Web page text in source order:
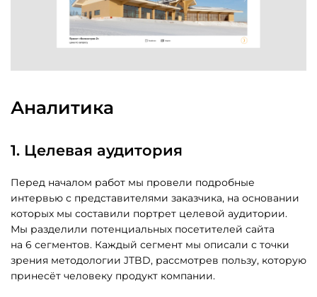
Аналитика
1. Целевая аудитория
Перед началом работ мы провели подробные
интервью с представителями заказчика, на основании
которых мы составили портрет целевой аудитории.
Мы разделили потенциальных посетителей сайта
на 6 сегментов. Каждый сегмент мы описали с точки
зрения методологии JTBD, рассмотрев пользу, которую
принесёт человеку продукт компании.